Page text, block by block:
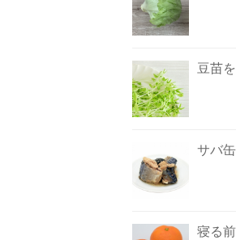
豆苗
サバ
寝る